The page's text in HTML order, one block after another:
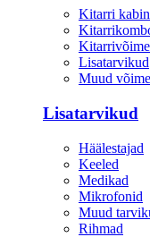
Kitarri
Lisatarvikud
Muud
Lisatarvikud
Häälestajad
Keeled
Medikad
Mikrofonid
Muud
Rihmad